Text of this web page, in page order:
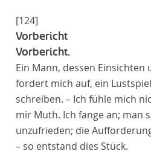
[124]
Vorbericht
Vorbericht.
Ein Mann, dessen Einsichten
fordert mich auf, ein
schreiben. – Ich fühle mich
mir Muth. Ich fange an; man
unzufrieden; die
– so entstand dies Stück.